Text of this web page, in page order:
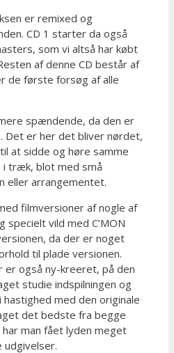
er remixed og
CD 1 starter da også
som vi altså har købt
af denne CD består af
de første forsøg af alle
spændende, da den er
Det er her det bliver nørdet,
at sidde og høre samme
i træk, blot med små
eller arrangementet.
filmversioner af nogle af
specielt vild med C’MON
da der er noget
til plade versionen.
er også ny-kreeret, på den
studie indspilningen og
med den originale
det bedste fra begge
man fået lyden meget